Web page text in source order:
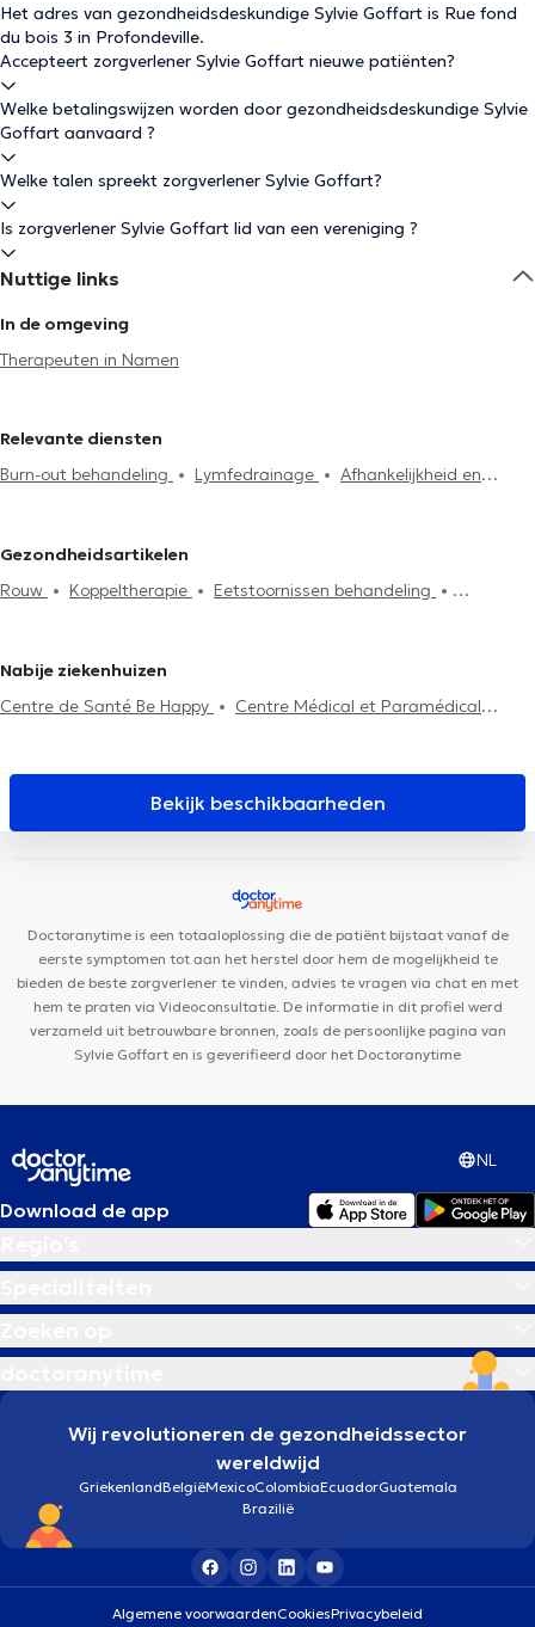
Het adres van gezondheidsdeskundige Sylvie Goffart is Rue fond
du bois 3 in Profondeville.
Accepteert zorgverlener Sylvie Goffart nieuwe patiënten?
Welke betalingswijzen worden door gezondheidsdeskundige Sylvie
Goffart aanvaard ?
Welke talen spreekt zorgverlener Sylvie Goffart?
Is zorgverlener Sylvie Goffart lid van een vereniging ?
Nuttige links
In de omgeving
Therapeuten in Namen
Relevante diensten
Burn-out behandeling
Lymfedrainage
Afhankelijkheid en
Stressmanagement
Behandeling slaapproblemen
Eetstoornissen behandeling
Behandeling emotionele stoornissen
Gezondheidsartikelen
Rouw
Koppeltherapie
Eetstoornissen behandeling
Nabije ziekenhuizen
Centre de Santé Be Happy
Centre Médical et Paramédical
Centre de Santé Biomécanique - Cabinet Gillard
Cabinet Dr Chantal Dangoisse
Centre Médical Namur Santé
VOCLIdental TEMPLOUX
Bekijk beschikbaarheden
Doctoranytime is een totaaloplossing die de patiënt bijstaat vanaf de
eerste symptomen tot aan het herstel door hem de mogelijkheid te
bieden de beste zorgverlener te vinden, advies te vragen via chat en met
hem te praten via Videoconsultatie. De informatie in dit profiel werd
verzameld uit betrouwbare bronnen, zoals de persoonlijke pagina van
Sylvie Goffart en is geverifieerd door het Doctoranytime
NL
Download de app
Wij revolutioneren de gezondheidssector
wereldwijd
GriekenlandBelgiëMexicoColombiaEcuadorGuatemala
Brazilië
Algemene voorwaardenCookiesPrivacybeleid